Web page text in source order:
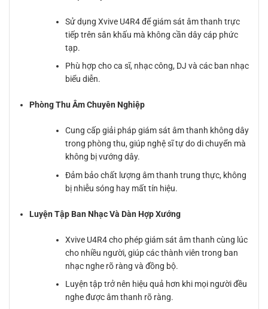
Sử dụng Xvive U4R4 để giám sát âm thanh trực
tiếp trên sân khấu mà không cần dây cáp phức
tạp.
Phù hợp cho ca sĩ, nhạc công, DJ và các ban nhạc
biểu diễn.
Phòng Thu Âm Chuyên Nghiệp
Cung cấp giải pháp giám sát âm thanh không dây
trong phòng thu, giúp nghệ sĩ tự do di chuyển mà
không bị vướng dây.
Đảm bảo chất lượng âm thanh trung thực, không
bị nhiễu sóng hay mất tín hiệu.
Luyện Tập Ban Nhạc Và Dàn Hợp Xướng
Xvive U4R4 cho phép giám sát âm thanh cùng lúc
cho nhiều người, giúp các thành viên trong ban
nhạc nghe rõ ràng và đồng bộ.
Luyện tập trở nên hiệu quả hơn khi mọi người đều
nghe được âm thanh rõ ràng.